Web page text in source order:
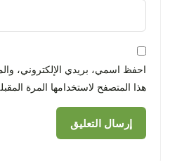
احفظ اسمي، بريدي الإلكتروني،
هذا المتصفح لاستخدامها المرة